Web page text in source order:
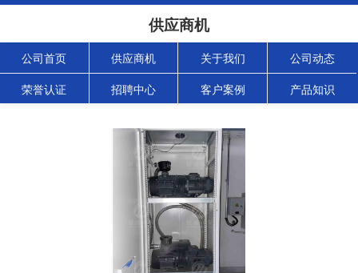
供应商机
公司首页 供应商机 关于我们 公司动态
荣誉认证 招聘中心 客户案例 产品知识